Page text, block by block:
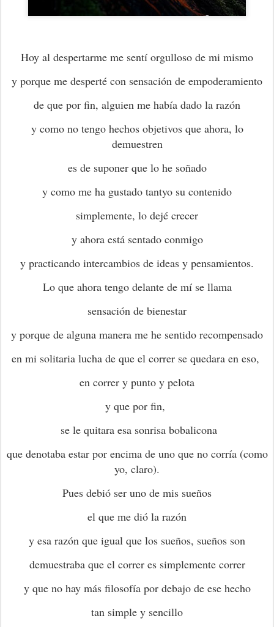
Hoy al despertarme me sentí orgulloso de mi mismo
y porque me desperté con sensación de empoderamiento
de que por fin, alguien me había dado la razón
y como no tengo hechos objetivos que ahora, lo
demuestren
es de suponer que lo he soñado
y como me ha gustado tantyo su contenido
simplemente, lo dejé crecer
y ahora está sentado conmigo
y practicando intercambios de ideas y pensamientos.
Lo que ahora tengo delante de mí se llama
sensación de bienestar
y porque de alguna manera me he sentido recompensado
en mi solitaria lucha de que el correr se quedara en eso,
en correr y punto y pelota
y que por fin,
se le quitara esa sonrisa bobalicona
que denotaba estar por encima de uno que no corría (como
yo, claro).
Pues debió ser uno de mis sueños
el que me dió la razón
y esa razón que igual que los sueños, sueños son
demuestraba que el correr es simplemente correr
y que no hay más filosofía por debajo de ese hecho
tan simple y sencillo